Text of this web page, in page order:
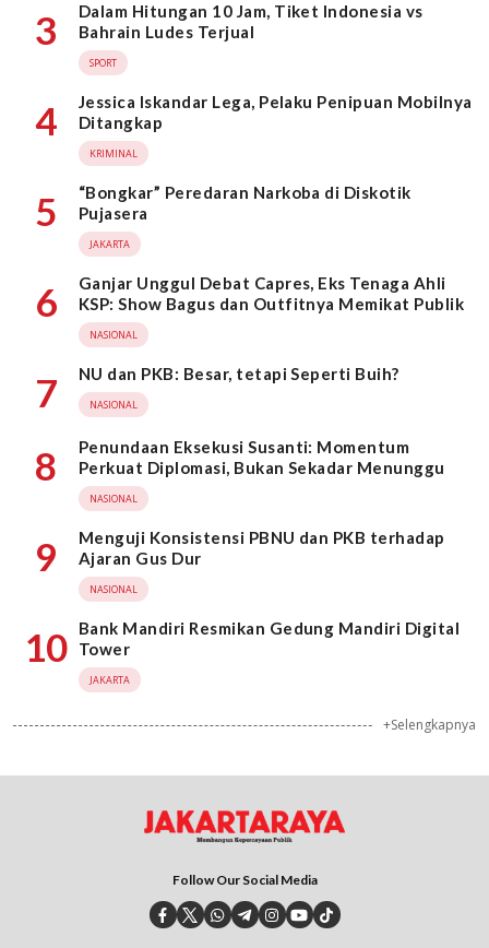
3
Dalam Hitungan 10 Jam, Tiket Indonesia vs
Bahrain Ludes Terjual
SPORT
4
Jessica Iskandar Lega, Pelaku Penipuan Mobilnya
Ditangkap
KRIMINAL
5
“Bongkar” Peredaran Narkoba di Diskotik
Pujasera
JAKARTA
6
Ganjar Unggul Debat Capres, Eks Tenaga Ahli
KSP: Show Bagus dan Outfitnya Memikat Publik
NASIONAL
7 NU dan PKB: Besar, tetapi Seperti Buih?
NASIONAL
8
Penundaan Eksekusi Susanti: Momentum
Perkuat Diplomasi, Bukan Sekadar Menunggu
NASIONAL
9
Menguji Konsistensi PBNU dan PKB terhadap
Ajaran Gus Dur
NASIONAL
10
Bank Mandiri Resmikan Gedung Mandiri Digital
Tower
JAKARTA
+Selengkapnya
Follow Our Social Media